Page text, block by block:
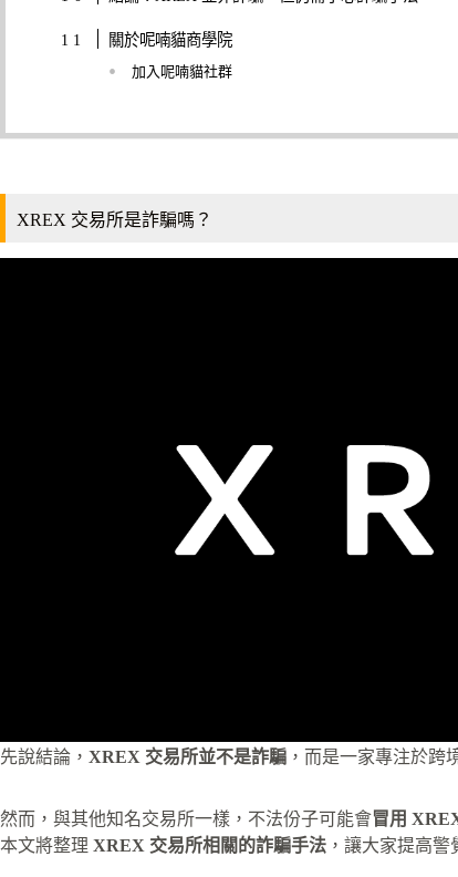
關於呢喃貓商學院
加入呢喃貓社群
XREX 交易所是詐騙嗎？
先說結論， XREX 交易所並不是詐騙 ，而是一家專注於跨
然而，與其他知名交易所一樣，不法份子可能會冒用
本文將整理 XREX 交易所相關的詐騙手法 ，讓大家提高警